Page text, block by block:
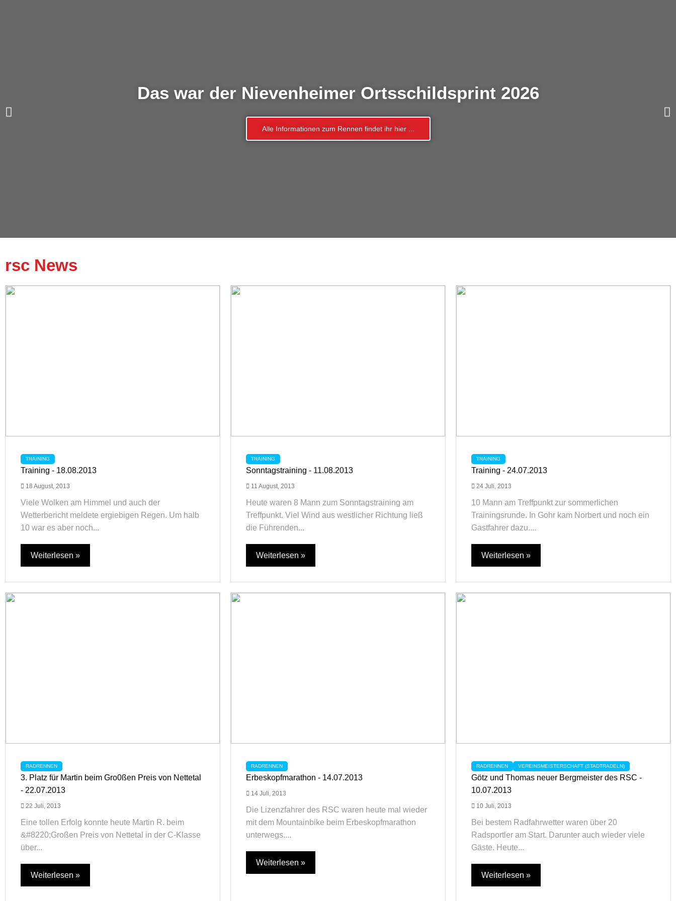
Das war der Nievenheimer Ortsschildsprint 2026
Alle Informationen zum Rennen findet ihr hier ...
rsc News
TRAINING
Training - 18.08.2013
18 August, 2013
Viele Wolken am Himmel und auch der
Wetterbericht meldete ergiebigen Regen. Um halb
10 war es aber noch...
Weiterlesen »
TRAINING
Sonntagstraining - 11.08.2013
11 August, 2013
Heute waren 8 Mann zum Sonntagstraining am
Treffpunkt. Viel Wind aus westlicher Richtung ließ
die Führenden...
Weiterlesen »
TRAINING
Training - 24.07.2013
24 Juli, 2013
10 Mann am Treffpunkt zur sommerlichen
Trainingsrunde. In Gohr kam Norbert und noch ein
Gastfahrer dazu....
Weiterlesen »
RADRENNEN
3. Platz für Martin beim Gro0ßen Preis von Nettetal
- 22.07.2013
22 Juli, 2013
Eine tollen Erfolg konnte heute Martin R. beim
&#8220;Großen Preis von Nettetal in der C-Klasse
über...
Weiterlesen »
RADRENNEN
Erbeskopfmarathon - 14.07.2013
14 Juli, 2013
Die Lizenzfahrer des RSC waren heute mal wieder
mit dem Mountainbike beim Erbeskopfmarathon
unterwegs....
Weiterlesen »
RADRENNEN VEREINSMEISTERSCHAFT (STADTRADELN)
Götz und Thomas neuer Bergmeister des RSC -
10.07.2013
10 Juli, 2013
Bei bestem Radfahrwetter waren über 20
Radsportler am Start. Darunter auch wieder viele
Gäste. Heute...
Weiterlesen »